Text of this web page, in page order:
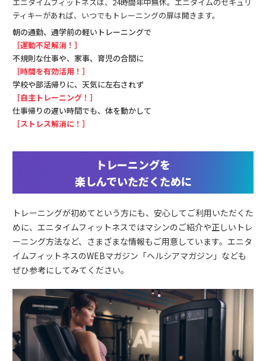
ティキーがあれば、いつでもトレーニングの扉は開きます。
朝の通勤、通学前の軽いトレーニングで
［運動不足解消！］
不規則な仕事や、家事、育児の合間に
［時間を有効活用！］
学校や部活帰りに、天気に左右されず
［自主トレーニング！］
仕事帰りの遅い時間でも、体を動かして
［ストレス解消に！］
トレーニングを
楽しんでいただくために
トレーニングが初めてという方にも、安心してご利用いただくた
めに、エニタイムフィットネスではマシンのご紹介や正しいトレ
ーニング方法など、さまざまな情報もご用意しています。エニタ
イムフィットネスのWEBマガジン「ヘルシアマガジン」なども
ぜひ参考にしてみてください。